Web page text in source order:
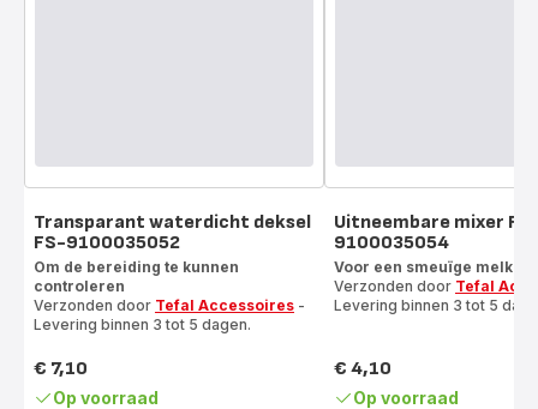
Transparant waterdicht deksel
FS-9100035052
Om de bereiding te kunnen
controleren
Verzonden door Tefal Accessoires -
Levering binnen 3 tot 5 dagen.
Prijs
€ 7,10
Op voorraad
Uitneembare mixer
9100035054
Voor een smeuïge melk
Verzonden door Tefal
Levering binnen 3 tot 5
Prijs
€ 4,10
Op voorraad